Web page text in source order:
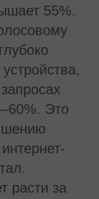
55%.
Это
расти за